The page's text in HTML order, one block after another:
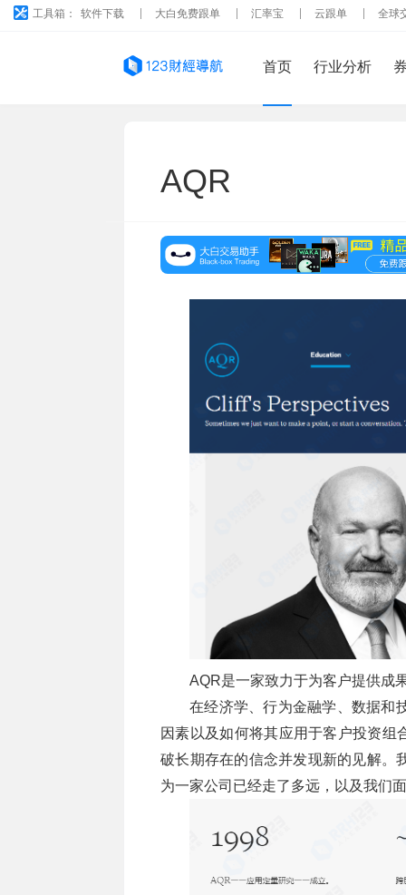
工具箱： 软件下载 大白免费跟单 汇率宝 云跟单 全球
首页 行业分析
AQR
AQR是一家致力于为客户提供成
在经济学、行为金融学、数据和
因素以及如何将其应用于客户投资
破长期存在的信念并发现新的见解。
为一家公司已经走了多远，以及我们